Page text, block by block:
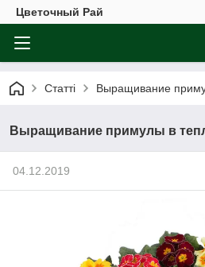
Цветочный Рай
Статті Выращивание
Выращивание примулы в
04.12.2019